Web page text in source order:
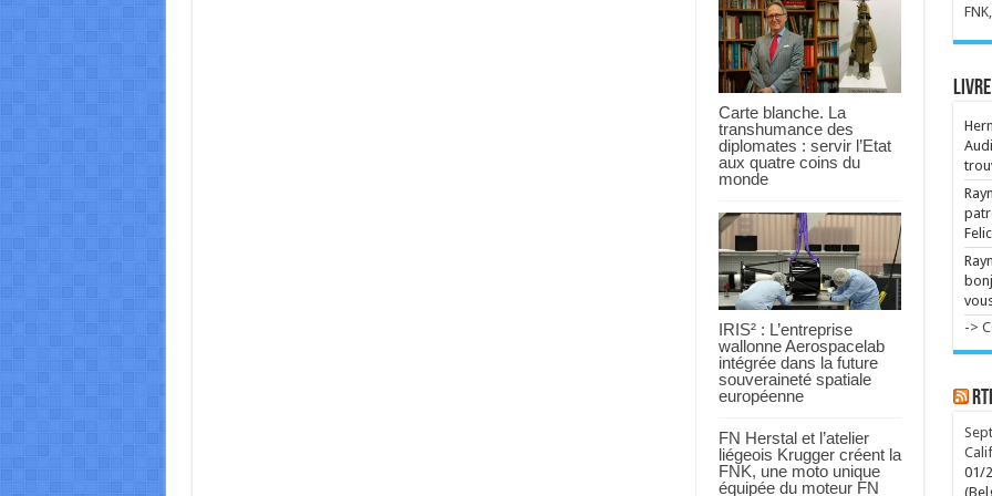
Carte blanche. La
transhumance des
diplomates : servir l’Etat
aux quatre coins du
monde
IRIS² : L’entreprise
wallonne Aerospacelab
intégrée dans la future
souveraineté spatiale
européenne
FN Herstal et l’atelier
liégeois Krugger créent la
FNK, une moto unique
équipée du moteur FN
de
Le
...
70
Le
->
01/